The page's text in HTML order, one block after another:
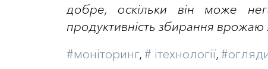
добре, оскільки він може
продуктивність збирання врожаю
#моніторинг, # iтехнології,